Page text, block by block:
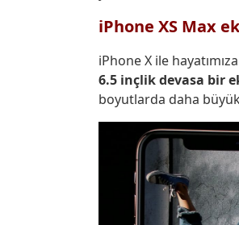
iPhone XS Max
iPhone X ile
6.5 inçlik devasa bir
boyutlarda daha